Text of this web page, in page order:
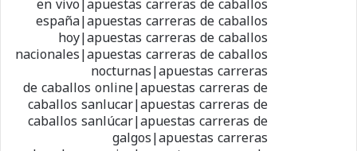
españa|apuestas carreras de caballos
hoy|apuestas carreras de caballos
nacionales|apuestas carreras de caballos
nocturnas|apuestas carreras
de caballos online|apuestas carreras de
caballos sanlucar|apuestas carreras de
caballos sanlúcar|apuestas carreras de
galgos|apuestas carreras